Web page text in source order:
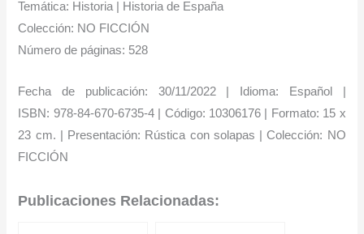
Temática: Historia | Historia de España
Colección: NO FICCIÓN
Número de páginas: 528
Fecha de publicación: 30/11/2022 | Idioma: Español |
ISBN: 978-84-670-6735-4 | Código: 10306176 | Formato: 15 x
23 cm. | Presentación: Rústica con solapas | Colección: NO
FICCIÓN
Publicaciones Relacionadas: